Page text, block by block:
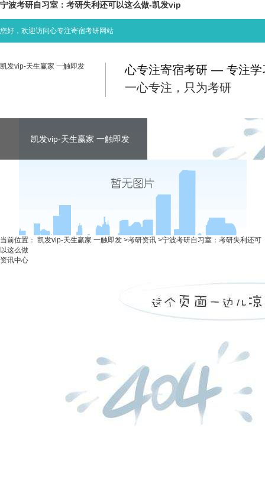
宁波考研自习室：考研失利还可以这么做-凯发vip
您好，欢迎访问心专注寄宿考研网站
凯发vip-天生赢家 一触即发
心专注寄宿考研 — 专注学
一心专注，只为考研
凯发vip-天生赢家 一触即发 凯发vip-天生赢家 一触即发
凯发vip-天生赢家 一触即发 考研资讯
当前位置： 凯发vip-天生赢家 一触即发 >考研资讯 >宁波考研自习室：考研失利还可
以这么做
资讯中心